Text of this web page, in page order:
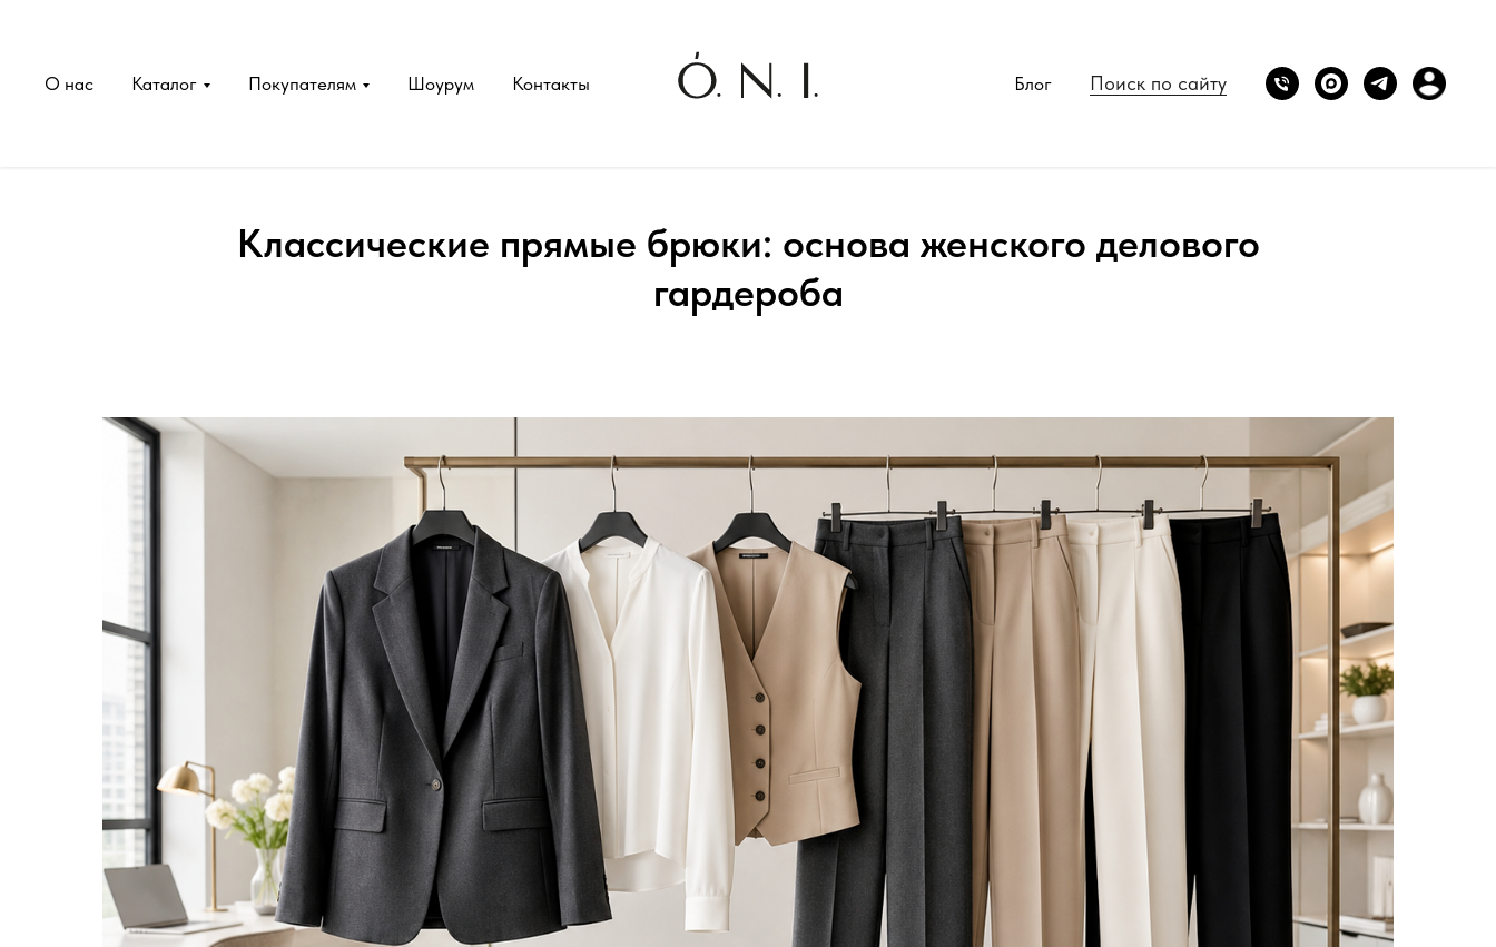
О нас Каталог Покупателям Шоурум Контакты Блог Поиск по сайту
Классические прямые брюки: основа женского делового
гардероба